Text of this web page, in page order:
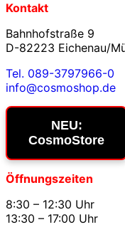
Kontakt
Bahnhofstraße 9
D-82223 Eichenau/
Tel. 089-3797966-0
info@cosmoshop.de
NEU:
CosmoStore
Öffnungszeiten
8:30 – 12:30 Uhr
13:30 – 17:00 Uhr